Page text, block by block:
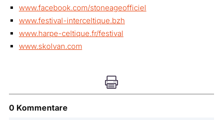
www.facebook.com/stoneageofficiel
www.festival-interceltique.bzh
www.harpe-celtique.fr/festival
www.skolvan.com

0 Kommentare